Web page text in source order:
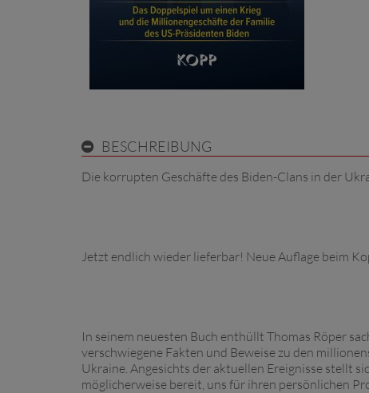
BESCHREIBUNG
Die korrupten Geschäfte des Biden-Clans in der
Jetzt endlich wieder lieferbar! Neue Auflage beim
In seinem neuesten Buch enthüllt Thomas Röper
verschwiegene Fakten und Beweise zu den
Ukraine. Angesichts der aktuellen Ereignisse stellt
möglicherweise bereit, uns für ihren persönlichen